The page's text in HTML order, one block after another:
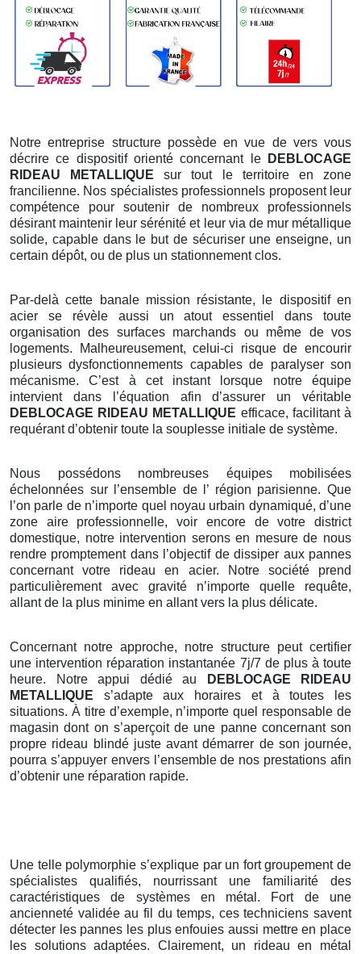
Notre entreprise structure possède en vue de vers vous
décrire ce dispositif orienté concernant le
DEBLOCAGE
RIDEAU METALLIQUE sur tout le territoire en zone
francilienne. Nos spécialistes professionnels proposent leur
compétence pour soutenir de nombreux professionnels
désirant maintenir leur sérénité et leur via de mur métallique
solide, capable dans le but de sécuriser une enseigne, un
certain dépôt, ou de plus un stationnement clos.
Par-delà cette banale mission résistante, le dispositif en
acier se révèle aussi un atout essentiel dans toute
organisation des surfaces marchands ou même de vos
logements. Malheureusement, celui-ci risque de encourir
plusieurs dysfonctionnements capables de paralyser son
mécanisme. C’est à cet instant lorsque notre équipe
intervient dans l’équation afin d’assurer un véritable
DEBLOCAGE RIDEAU METALLIQUE efficace, facilitant à
requérant d’obtenir toute la souplesse initiale de système.
Nous possédons nombreuses équipes mobilisées
échelonnées sur l’ensemble de l’ région parisienne. Que
l’on parle de n’importe quel noyau urbain dynamiqué, d’une
zone aire professionnelle, voir encore de votre district
domestique, notre intervention serons en mesure de nous
rendre promptement dans l’objectif de dissiper aux pannes
concernant votre rideau en acier. Notre société prend
particulièrement avec gravité n’importe quelle requête,
allant de la plus minime en allant vers la plus délicate.
Concernant notre approche, notre structure peut certifier
une intervention réparation instantanée 7j/7 de plus à toute
heure. Notre appui dédié au
DEBLOCAGE RIDEAU
METALLIQUE s’adapte aux horaires et à toutes les
situations. À titre d’exemple, n’importe quel responsable de
magasin dont on s’aperçoit de une panne concernant son
propre rideau blindé juste avant démarrer de son journée,
pourra s’appuyer envers l’ensemble de nos prestations afin
d’obtenir une réparation rapide.
Une telle polymorphie s’explique par un fort groupement de
spécialistes qualifiés, nourrissant une familiarité des
caractéristiques de systèmes en métal. Fort de une
ancienneté validée au fil du temps, ces techniciens savent
détecter les pannes les plus enfouies aussi mettre en place
les solutions adaptées. Clairement, un rideau en métal